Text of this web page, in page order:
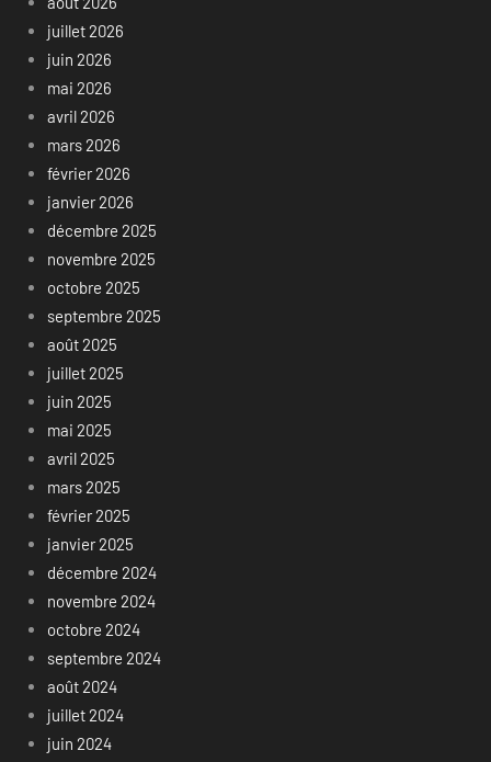
juillet 2026
juin 2026
mai 2026
avril 2026
mars 2026
février 2026
janvier 2026
décembre 2025
novembre 2025
octobre 2025
septembre 2025
août 2025
juillet 2025
juin 2025
mai 2025
avril 2025
mars 2025
février 2025
janvier 2025
décembre 2024
novembre 2024
octobre 2024
septembre 2024
août 2024
juillet 2024
juin 2024